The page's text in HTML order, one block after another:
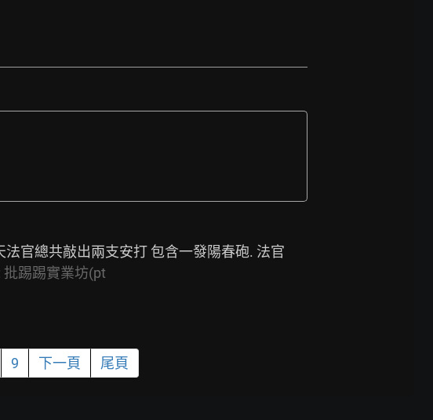
法官總共敲出兩支安打 包含一發陽春砲. 法官
批踢踢實業坊(pt
9 下一頁 尾頁